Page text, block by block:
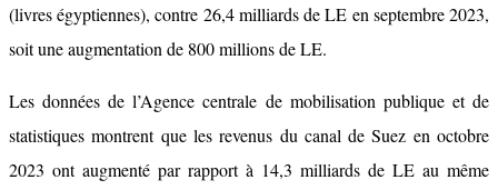
(livres égyptiennes), contre 26,4 milliards de LE en septembre 2023,
soit une augmentation de 800 millions de LE.
Les données de l’Agence centrale de mobilisation publique et de
statistiques montrent que les revenus du canal de Suez en octobre
2023 ont augmenté par rapport à 14,3 milliards de LE au même